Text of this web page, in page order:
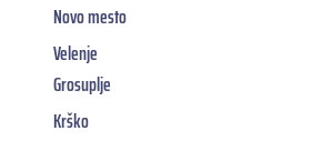
Novo mesto
Velenje
Grosuplje
Krško